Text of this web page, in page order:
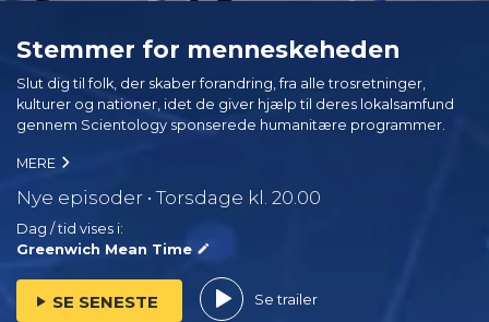
Stemmer for menneskeheden
Slut dig til folk, der skaber forandring, fra alle trosretninger,
kulturer og nationer, idet de giver hjælp til deres lokalsamfund
gennem Scientology sponserede humanitære programmer.
MERE
Nye episoder • Torsdage kl. 20.00
Dag / tid vises i:
Greenwich Mean Time
SE SENESTE Se trailer